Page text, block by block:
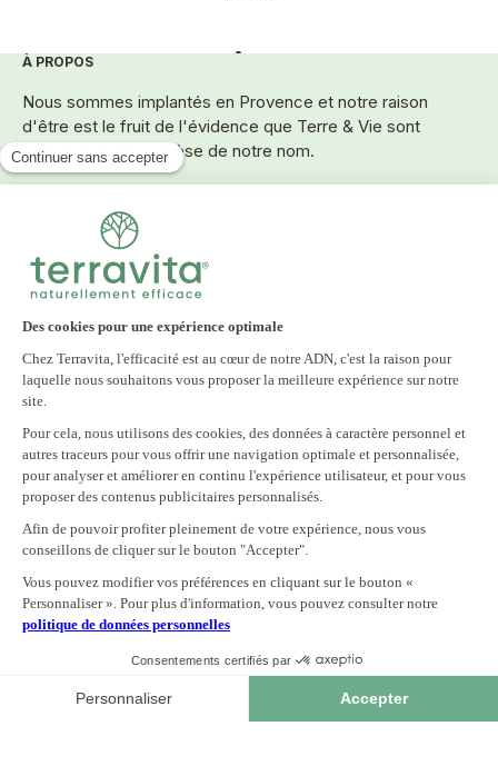
À PROPOS
Nous sommes implantés en Provence et notre raison
d'être est le fruit de l'évidence que Terre & Vie sont
intimement liés, genèse de notre nom.
SERVICES
NEWSLETTER
Inscrivez-vous à notre newsletter et recevez tous
nos bons plans
E-mail
S'INSCRIRE
En vous inscrivant à notre newsletter, vous acceptez notre politique
de confidentialité.